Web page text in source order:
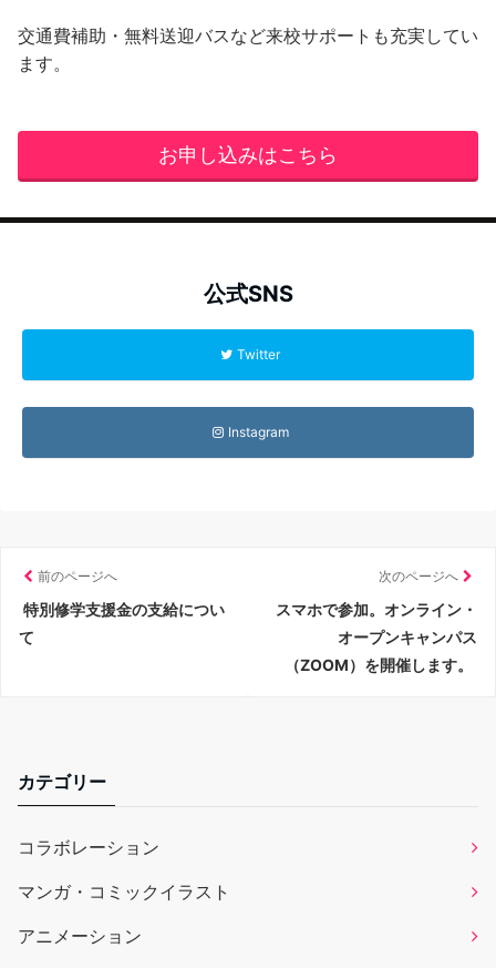
交通費補助・無料送迎バスなど来校サポートも充実してい
ます。
お申し込みはこちら
公式SNS
Twitter
Instagram
前のページへ
特別修学支援金の支給につい
て
次のページへ
スマホで参加。オンライン・
オープンキャンパス
（ZOOM）を開催します。
カテゴリー
コラボレーション
マンガ・コミックイラスト
アニメーション